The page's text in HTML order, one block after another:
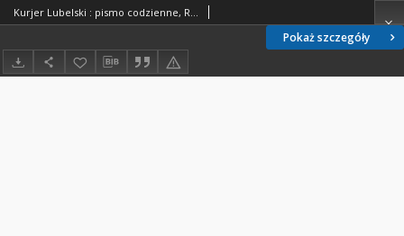
Pokaż szczegóły
Kurjer Lubelski : pismo codzienne, R. 10, nr 35 (4 lutego 1932 r.)